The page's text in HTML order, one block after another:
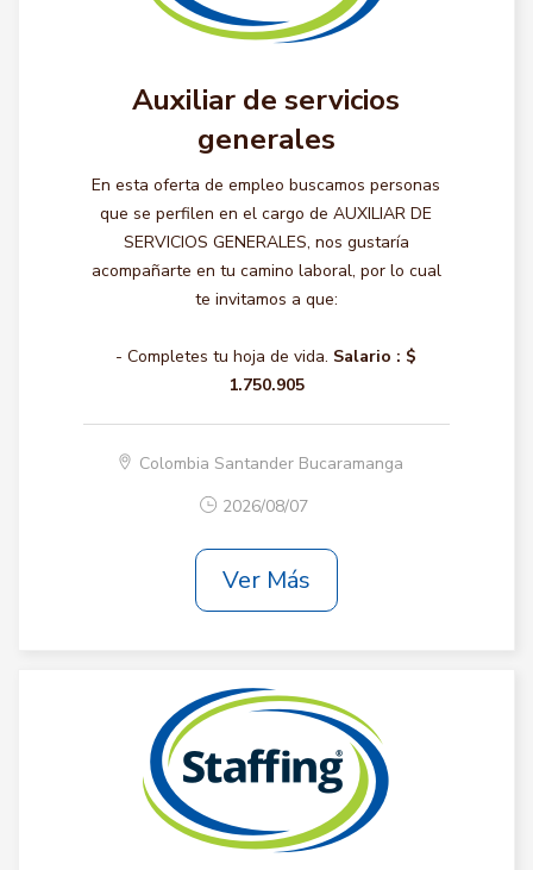
Auxiliar de servicios
generales
En esta oferta de empleo buscamos personas
que se perfilen en el cargo de AUXILIAR DE
SERVICIOS GENERALES, nos gustaría
acompañarte en tu camino laboral, por lo cual
te invitamos a que:
- Completes tu hoja de vida. Salario : $
1.750.905
Colombia Santander Bucaramanga
2026/08/07
Ver Más